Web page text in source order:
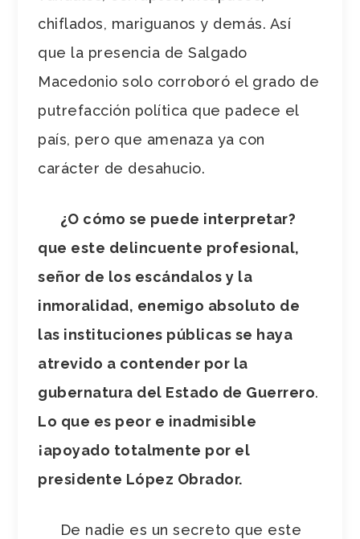
chiflados, mariguanos y demás. Así
que la presencia de Salgado
Macedonio solo corroboró el grado de
putrefacción política que padece el
país, pero que amenaza ya con
carácter de desahucio.
¿O cómo se puede interpretar?
que este delincuente profesional,
señor de los escándalos y la
inmoralidad, enemigo absoluto de
las instituciones públicas se haya
atrevido a contender por la
gubernatura del Estado de Guerrero.
Lo que es peor e inadmisible
¡apoyado totalmente por el
presidente López Obrador.
De nadie es un secreto que este